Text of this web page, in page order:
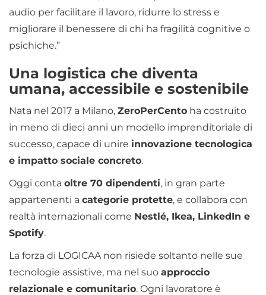
audio per facilitare il lavoro, ridurre lo stress e
migliorare il benessere di chi ha fragilità cognitive o
psichiche.”
Una logistica che diventa
umana, accessibile e sostenibile
Nata nel 2017 a Milano, ZeroPerCento ha costruito
in meno di dieci anni un modello imprenditoriale di
successo, capace di unire innovazione tecnologica
e impatto sociale concreto.
Oggi conta oltre 70 dipendenti, in gran parte
appartenenti a categorie protette, e collabora con
realtà internazionali come Nestlé, Ikea, LinkedIn e
Spotify.
La forza di LOGICAA non risiede soltanto nelle sue
tecnologie assistive, ma nel suo approccio
relazionale e comunitario. Ogni lavoratore è